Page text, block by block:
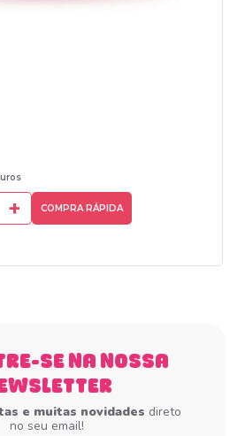
+ COMPRA RÁPIDA
SE NA NOSSA
e muitas novidades direto
no seu email!